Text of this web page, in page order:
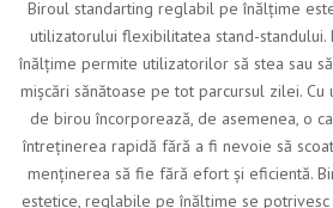
Biroul standarting reglabil pe înălțime
utilizatorului flexibilitatea stand-
înălțime permite utilizatorilor să stea sau
mișcări sănătoase pe tot parcursul zilei.
de birou încorporează, de asemenea, o
întreținerea rapidă fără a fi nevoie să
menținerea să fie fără efort și eficientă.
estetice, reglabile pe înălțime se